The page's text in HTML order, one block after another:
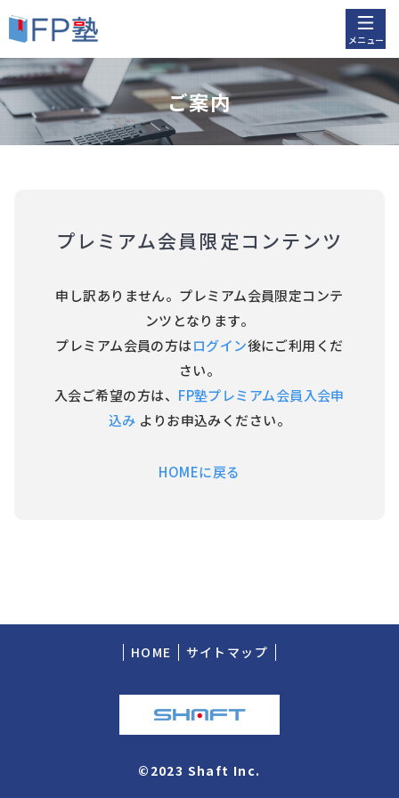
メニュー
ご案内
プレミアム会員限定コンテンツ
申し訳ありません。プレミアム会員限定コンテ
ンツとなります。
プレミアム会員の方はログイン後にご利用くだ
さい。
入会ご希望の方は、 FP塾プレミアム会員入会申
込み よりお申込みください。
HOMEに戻る
HOME サイトマップ
©2023 Shaft Inc.